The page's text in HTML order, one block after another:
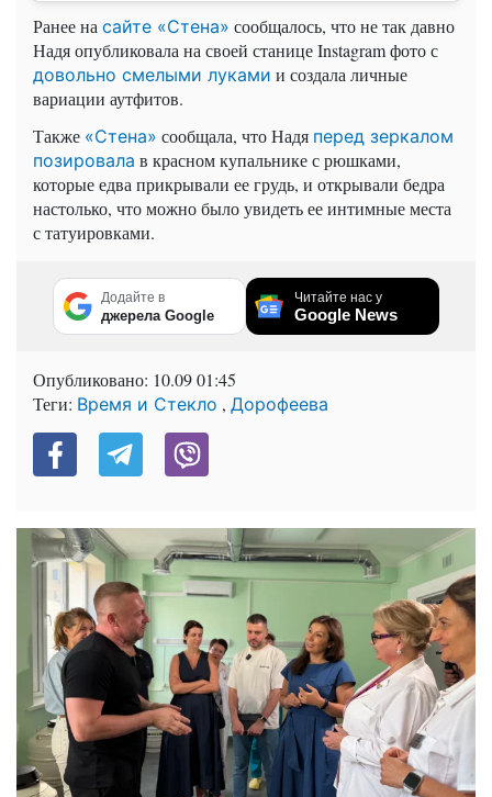
Ранее на сайте «Стена» сообщалось, что не так давно
Надя опубликовала на своей станице Instagram фото с
довольно смелыми луками и создала личные
вариации аутфитов.
Также «Стена» сообщала, что Надя перед зеркалом
позировала в красном купальнике с рюшками,
которые едва прикрывали ее грудь, и открывали бедра
настолько, что можно было увидеть ее интимные места
с татуировками.
Додайте в
джерела Google
Читайте нас у
Google News
Опубликовано: 10.09 01:45
Теги: Время и Стекло , Дорофеева